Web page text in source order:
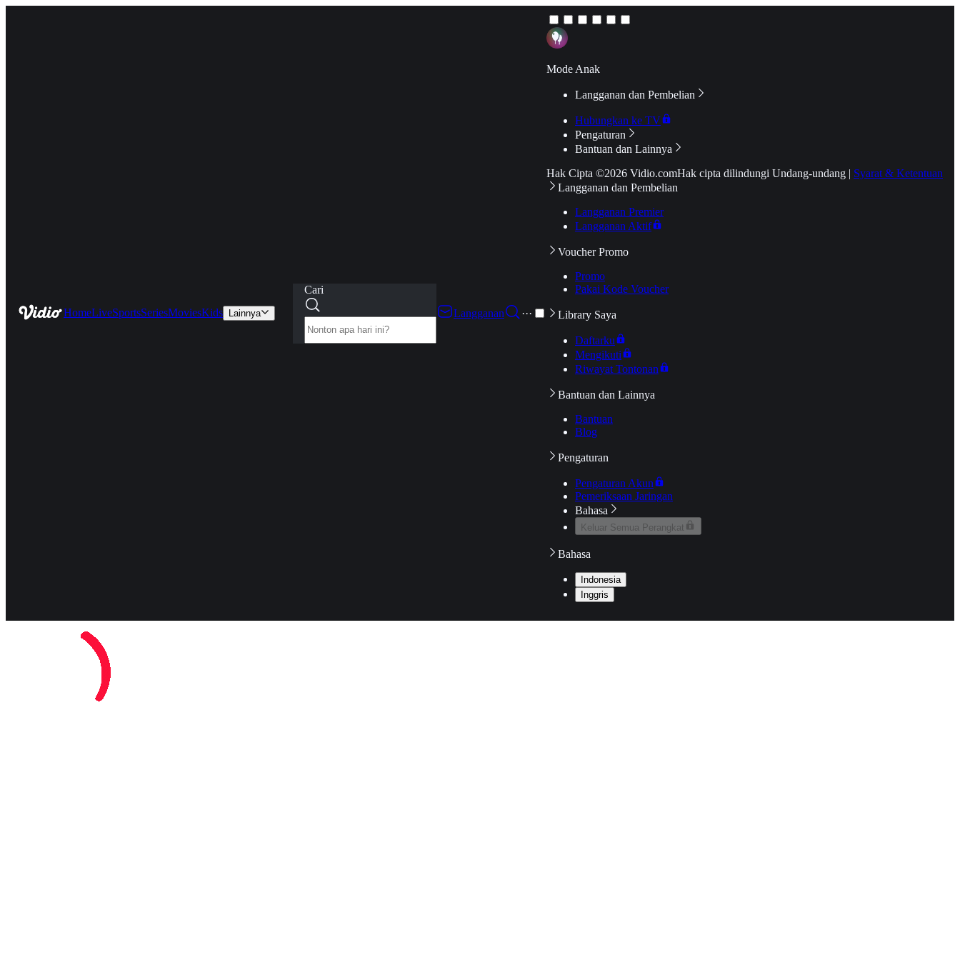
HomeLiveSportsSeriesMoviesKids Lainnya
Cari
Langganan
···
Mode Anak
Langganan dan Pembelian
Hubungkan ke TV
Pengaturan
Bantuan dan Lainnya
Hak Cipta ©2026 Vidio.comHak cipta dilindungi Undang-undang | Syarat & Ketentuan
Langganan dan Pembelian
Langganan Premier
Langganan Aktif
Voucher Promo
Promo
Pakai Kode Voucher
Library Saya
Daftarku
Mengikuti
Riwayat Tontonan
Bantuan dan Lainnya
Bantuan
Blog
Pengaturan
Pengaturan Akun
Pemeriksaan Jaringan
Bahasa
Keluar Semua Perangkat
Bahasa
Indonesia
Inggris